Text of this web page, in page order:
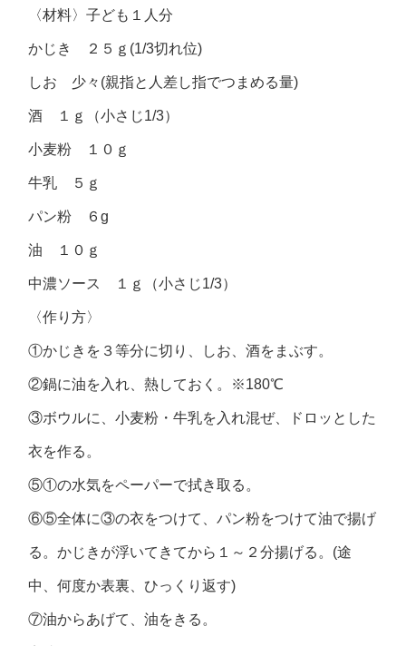
〈材料〉子ども１人分
かじき ２５ｇ(1/3切れ位)
しお 少々(親指と人差し指でつまめる量)
酒 １ｇ（小さじ1/3）
小麦粉 １０ｇ
牛乳 ５ｇ
パン粉 ６g
油 １０ｇ
中濃ソース １ｇ（小さじ1/3）
〈作り方〉
①かじきを３等分に切り、しお、酒をまぶす。
②鍋に油を入れ、熱しておく。※180℃
③ボウルに、小麦粉・牛乳を入れ混ぜ、ドロッとした
衣を作る。
⑤①の水気をペーパーで拭き取る。
⑥⑤全体に③の衣をつけて、パン粉をつけて油で揚げ
る。かじきが浮いてきてから１～２分揚げる。(途
中、何度か表裏、ひっくり返す)
⑦油からあげて、油をきる。